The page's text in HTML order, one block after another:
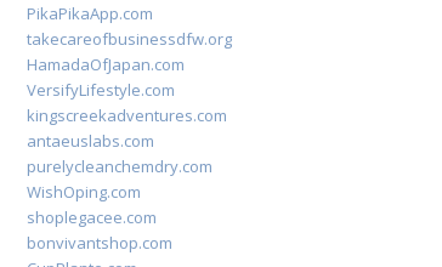
PikaPikaApp.com
takecareofbusinessdfw.org
HamadaOfJapan.com
VersifyLifestyle.com
kingscreekadventures.com
antaeuslabs.com
purelycleanchemdry.com
WishOping.com
shoplegacee.com
bonvivantshop.com